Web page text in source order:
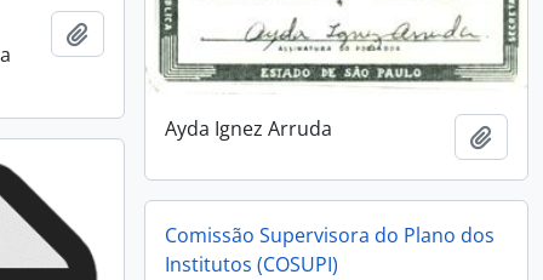
Añadir al portapapeles
Ayda Ignez Arruda
Comissão Supervisora do Plano dos
Institutos (COSUPI)